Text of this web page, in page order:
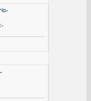
TackableAcoustical-